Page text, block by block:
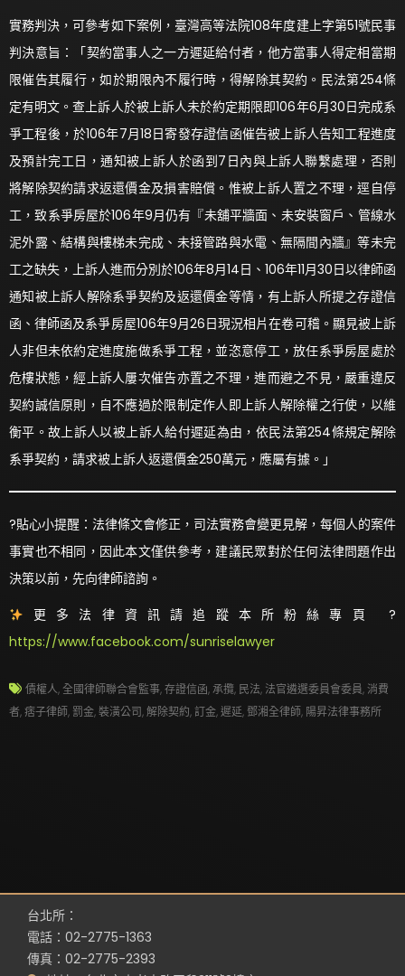
實務判決，可參考如下案例，臺灣高等法院108年度建上字第51號民事
判決意旨：「契約當事人之一方遲延給付者，他方當事人得定相當期
限催告其履行，如於期限內不履行時，得解除其契約。民法第254條
定有明文。查上訴人於被上訴人未於約定期限即106年6月30日完成系
爭工程後，於106年7月18日寄發存證信函催告被上訴人告知工程進度
及預計完工日，通知被上訴人於函到7日內與上訴人聯繫處理，否則
將解除契約請求返還價金及損害賠償。惟被上訴人置之不理，逕自停
工，致系爭房屋於106年9月仍有『未舖平牆面、未安裝窗戶、管線水
泥外露、結構與樓梯未完成、未接管路與水電、無隔間內牆』等未完
工之缺失，上訴人進而分別於106年8月14日、106年11月30日以律師函
通知被上訴人解除系爭契約及返還價金等情，有上訴人所提之存證信
函、律師函及系爭房屋106年9月26日現況相片在卷可稽。顯見被上訴
人非但未依約定進度施做系爭工程，並恣意停工，放任系爭房屋處於
危樓狀態，經上訴人屢次催告亦置之不理，進而避之不見，嚴重違反
契約誠信原則，自不應過於限制定作人即上訴人解除權之行使，以維
衡平。故上訴人以被上訴人給付遲延為由，依民法第254條規定解除
系爭契約，請求被上訴人返還價金250萬元，應屬有據。」
?貼心小提醒：法律條文會修正，司法實務會變更見解，每個人的案件
事實也不相同，因此本文僅供參考，建議民眾對於任何法律問題作出
決策以前，先向律師諮詢。
更多法律資訊請追蹤本所粉絲專頁 ?
https://www.facebook.com/sunriselawyer
債權人,全國律師聯合會監事,存證信函,承攬, 民法, 法官遴選委員會委員,消費
者,痞子律師, 罰金,裝潢公司,解除契約,訂金,遲延, 鄧湘全律師, 陽昇法律事務所
台北所：
電話：02-2775-1363
傳真：02-2775-2393